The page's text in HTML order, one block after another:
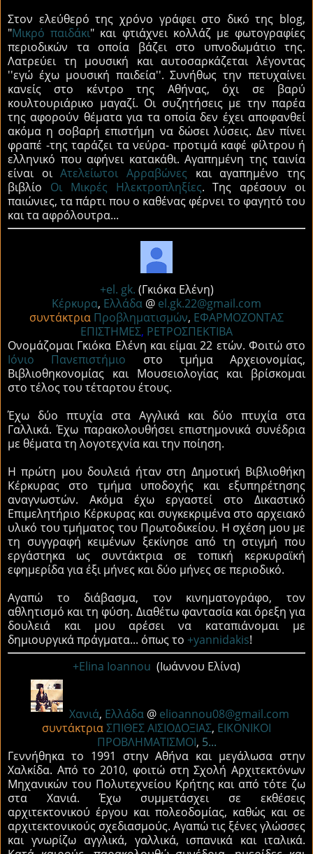
Στον ελεύθερό της χρόνο γράφει στο δικό της blog,
"Μικρό παιδάκι" και φτιάχνει κολλάζ με φωτογραφίες
περιοδικών τα οποία βάζει στο υπνοδωμάτιο της.
Λατρεύει τη μουσική και αυτοσαρκάζεται λέγοντας
''εγώ έχω μουσική παιδεία''. Συνήθως την πετυχαίνει
κανείς στο κέντρο της Αθήνας, όχι σε βαρύ
κουλτουριάρικο μαγαζί. Οι συζητήσεις με την παρέα
της αφορούν θέματα για τα οποία δεν έχει αποφανθεί
ακόμα η σοβαρή επιστήμη να δώσει λύσεις. Δεν πίνει
φραπέ -της ταράζει τα νεύρα- προτιμά καφέ φίλτρου ή
ελληνικό που αφήνει κατακάθι. Αγαπημένη της ταινία
είναι οιΑτελείωτοι Αρραβώνες και αγαπημένο της
βιβλίο Οι Μικρές Ηλεκτροπληξίες. Της αρέσουν οι
παιώνιες, τα πάρτι που ο καθένας φέρνει το φαγητό του
και τα αφρόλουτρα...
+el. gk. (Γκιόκα Ελένη)
Κέρκυρα, Ελλάδα @ el.gk.22@gmail.com
συντάκτρια Προβληματισμών, ΕΦΑΡΜΟΖΟΝΤΑΣ
ΕΠΙΣΤΗΜΕΣ, ΡΕΤΡΟΣΠΕΚΤΙΒΑ
Ονομάζομαι Γκιόκα Ελένη και είμαι 22 ετών. Φοιτώ στο
Ιόνιο Πανεπιστήμιο στο τμήμα Αρχειονομίας,
Βιβλιοθηκονομίας και Μουσειολογίας και βρίσκομαι
στο τέλος του τέταρτου έτους.
Έχω δύο πτυχία στα Αγγλικά και δύο πτυχία στα
Γαλλικά. Έχω παρακολουθήσει επιστημονικά συνέδρια
με θέματα τη λογοτεχνία και την ποίηση.
Η πρώτη μου δουλειά ήταν στη Δημοτική Βιβλιοθήκη
Κέρκυρας στο τμήμα υποδοχής και εξυπηρέτησης
αναγνωστών. Ακόμα έχω εργαστεί στο Δικαστικό
Επιμελητήριο Κέρκυρας και συγκεκριμένα στο αρχειακό
υλικό του τμήματος του Πρωτοδικείου. Η σχέση μου με
τη συγγραφή κειμένων ξεκίνησε από τη στιγμή που
εργάστηκα ως συντάκτρια σε τοπική κερκυραϊκή
εφημερίδα για έξι μήνες και δύο μήνες σε περιοδικό.
Αγαπώ το διάβασμα, τον κινηματογράφο, τον
αθλητισμό και τη φύση. Διαθέτω φαντασία και όρεξη για
δουλειά και μου αρέσει να καταπιάνομαι με
δημιουργικά πράγματα... όπως το +yannidakis!
+Elina Ioannou (Ιωάννου Ελίνα)
Χανιά, Ελλάδα@ elioannou08@gmail.com
συντάκτριαΣΠΙΘΕΣ ΑΙΣΙΟΔΟΞΙΑΣ, ΕΙΚΟΝΙΚΟΙ
ΠΡΟΒΛΗΜΑΤΙΣΜΟΙ, 5...
Γεννήθηκα το 1991 στην Αθήνα και μεγάλωσα στην
Χαλκίδα. Από το 2010, φοιτώ στη Σχολή Αρχιτεκτόνων
Μηχανικών του Πολυτεχνείου Κρήτης και από τότε ζω
στα Χανιά. Έχω συμμετάσχει σε εκθέσεις
αρχιτεκτονικού έργου και πολεοδομίας, καθώς και σε
αρχιτεκτονικούς σχεδιασμούς. Αγαπώ τις ξένες γλώσσες
και γνωρίζω αγγλικά, γαλλικά, ισπανικά και ιταλικά.